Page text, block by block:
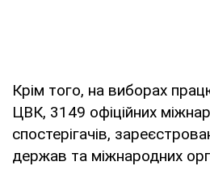
Крім того, на виборах
ЦВК, 3149 офіційних
спостерігачів,
держав та міжнародних